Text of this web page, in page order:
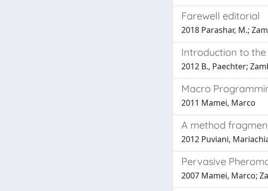
Farewell editorial
2018 Parashar, M.;
Introduction to
2012 B., Paechter;
Macro
2011 Mamei, Marco
A method
2012 Puviani,
Pervasive
2007 Mamei, Marco;